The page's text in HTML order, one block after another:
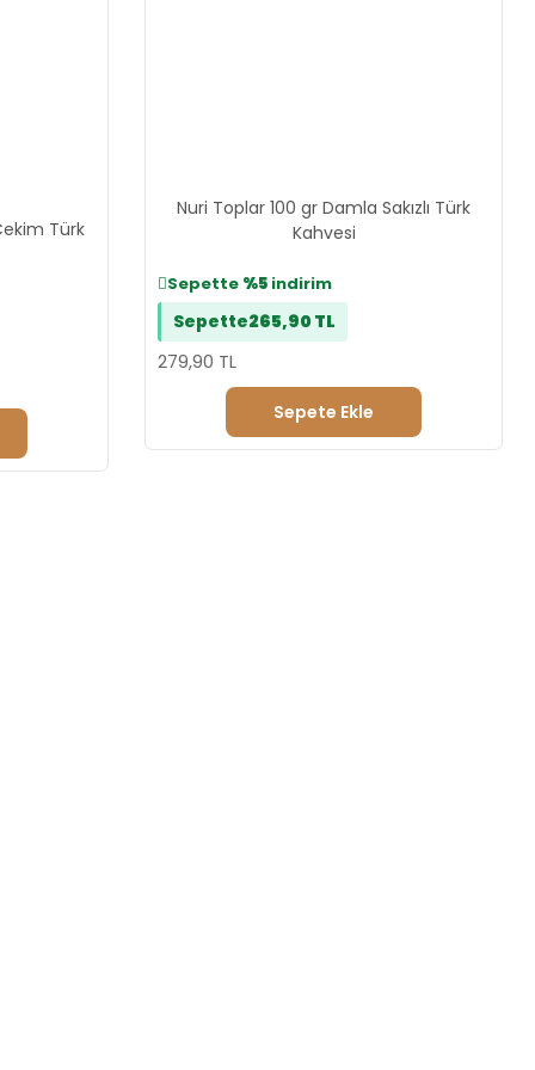
Türk
Nuri Toplar 100 gr Damla Sakızlı Türk
Kahvesi
Sepette %5 indirim
Sepette265,90 TL
279,90 TL
Sepete Ekle